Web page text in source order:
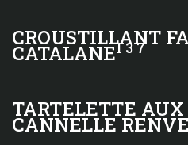
CROUSTILLANT
CATALANE1 3 7
TARTELETTE
CANNELLE